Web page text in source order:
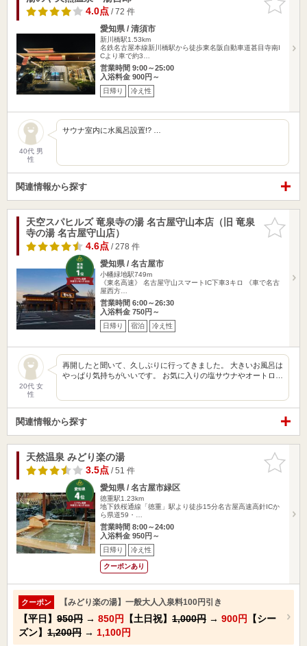
りに追加
4.0点/ 72 件
愛知県 / 清須市
新川橋駅1.53km
名鉄名古屋本線新川橋駅から徒歩東名阪自動車道甚目寺南I
Cより車で約3…
営業時間 9:00～25:00
入浴料金 900円～
日帰り 冷え性
40代 男
性
サウナ室内に水風呂設置!? …
関連情報から探す
お気に入
りに追加
天空スパヒルズ 竜泉寺の湯 名古屋守山本店（旧 竜泉
寺の湯 名古屋守山店）
4.6点/ 278 件
愛知県 / 名古屋市
小幡緑地駅749m
《東名高速》 名古屋守山スマートIC下車3キロ 《車で名古
屋西方…
営業時間 6:00～26:30
入浴料金 750円～
日帰り 宿泊 冷え性
20代 女
性
再開したと聞いて、久しぶりに行ってきました。 大きいお風呂は
やっぱり気持ちがいいです。 お気に入りの塩サウナやオートロ…
関連情報から探す
お気に入
りに追加
天然温泉 みどり楽の湯
3.5点/ 51 件
愛知県 / 名古屋市緑区
徳重駅1.23km
地下鉄桜通線「徳重」駅より徒歩15分名古屋高速高針ICか
ら県道59・…
営業時間 8:00～24:00
入浴料金 950円～
日帰り 冷え性
クーポンあり
クーポン 【みどり楽の湯】一般大人入泉料100円引き
【平日】 950円 → 850円 【土日祝】 1,000円 → 900円
【シー
ズン】 1,200円 → 1,100円